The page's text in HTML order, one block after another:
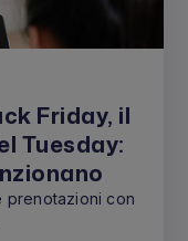
Friday, il
Tuesday:
prenotazioni con